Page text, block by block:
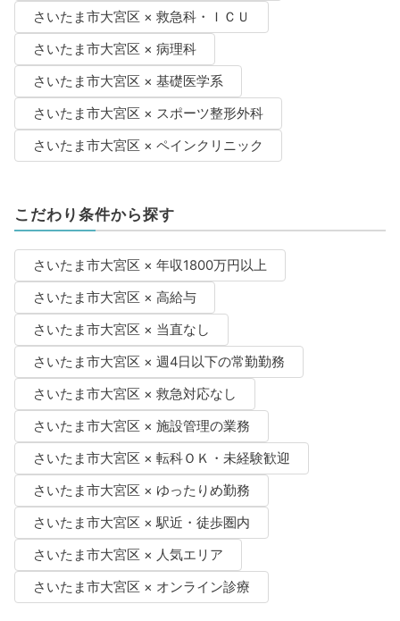
さいたま市大宮区 × 救急科・ＩＣＵ
さいたま市大宮区 × 病理科
さいたま市大宮区 × 基礎医学系
さいたま市大宮区 × スポーツ整形外科
さいたま市大宮区 × ペインクリニック
こだわり条件から探す
さいたま市大宮区 × 年収1800万円以上
さいたま市大宮区 × 高給与
さいたま市大宮区 × 当直なし
さいたま市大宮区 × 週4日以下の常勤勤務
さいたま市大宮区 × 救急対応なし
さいたま市大宮区 × 施設管理の業務
さいたま市大宮区 × 転科ＯＫ・未経験歓迎
さいたま市大宮区 × ゆったりめ勤務
さいたま市大宮区 × 駅近・徒歩圏内
さいたま市大宮区 × 人気エリア
さいたま市大宮区 × オンライン診療